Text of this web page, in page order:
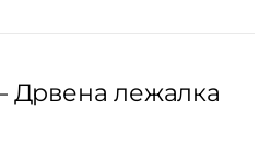
Дрвена лежалка